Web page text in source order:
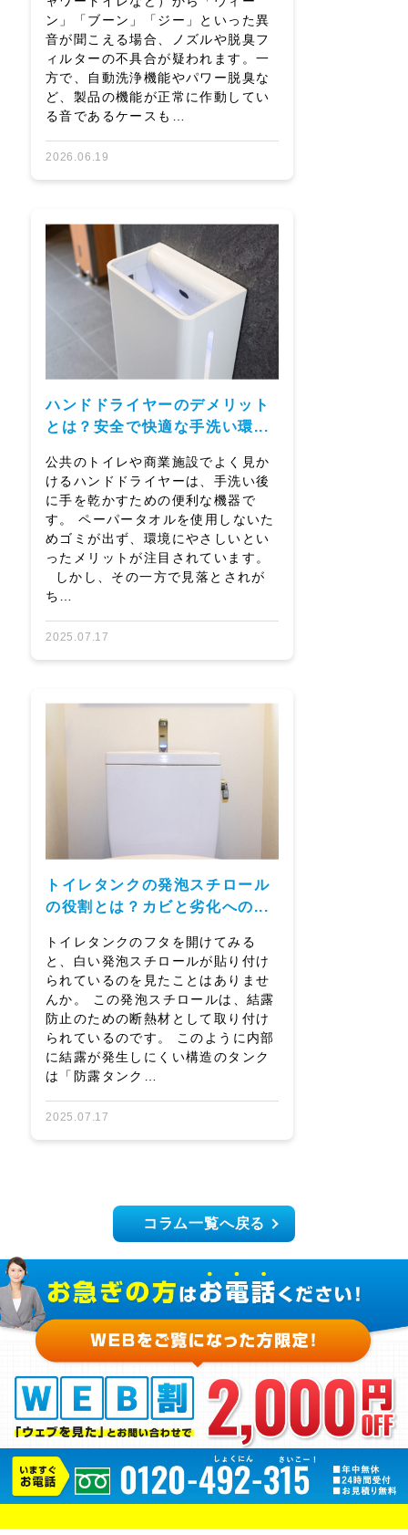
ン」「ブーン」「ジー」といった異
音が聞こえる場合、ノズルや脱臭フ
ィルターの不具合が疑われます。一
方で、自動洗浄機能やパワー脱臭な
ど、製品の機能が正常に作動してい
る音であるケースも…
2026.06.19
ハンドドライヤーのデメリット
とは？安全で快適な手洗い環...
公共のトイレや商業施設でよく見か
けるハンドドライヤーは、手洗い後
に手を乾かすための便利な機器で
す。 ペーパータオルを使用しないた
めゴミが出ず、環境にやさしいとい
ったメリットが注目されています。
しかし、その一方で見落とされが
ち…
2025.07.17
トイレタンクの発泡スチロール
の役割とは？カビと劣化への...
トイレタンクのフタを開けてみる
と、白い発泡スチロールが貼り付け
られているのを見たことはありませ
んか。 この発泡スチロールは、結露
防止のための断熱材として取り付け
られているのです。 このように内部
に結露が発生しにくい構造のタンク
は「防露タンク…
2025.07.17
コラム一覧へ戻る